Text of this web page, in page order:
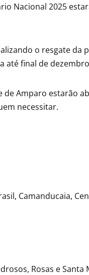
Nacional 2025
o resgate da
até final de
Amparo estarão
necessitar.
Camanducaia,
Rosas e Santa